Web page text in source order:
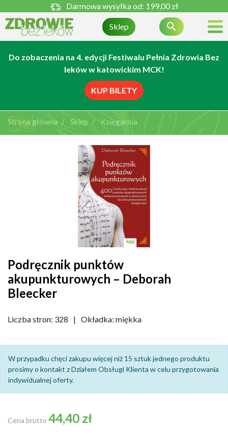
Darmowa wysyłka od: 199,00 zł
Sklep 
Do zobaczenia na 4. edycji Festiwalu Pełnia Zdrowia Bez
leków w katowickim MCK!
KUP BILETY
Strona główna Sklep Księgarnia
Podręcznik punktów
akupunkturowych – Deborah
Bleecker
Liczba stron: 328 | Okładka: miękka
W przypadku chęci zakupu więcej niż 15 sztuk jednego produktu
prosimy o kontakt z Działem Obsługi Klienta w celu przygotowania
indywidualnej oferty.
Cena brutto 44,40 zł